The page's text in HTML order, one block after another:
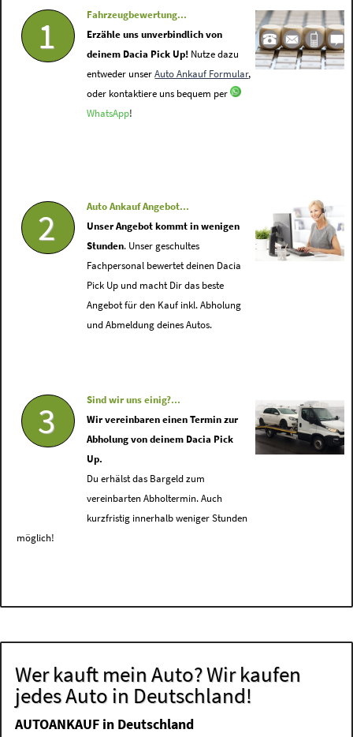
1
Fahrzeugbewertung...
Erzähle uns unverbindlich von
deinem Dacia Pick Up! Nutze dazu
entweder unserAuto Ankauf Formular,
oder kontaktiere uns bequem per
WhatsApp!
2
Auto Ankauf Angebot...
Unser Angebot kommt in wenigen
Stunden. Unser geschultes
Fachpersonal bewertet deinen Dacia
Pick Up und macht Dir das beste
Angebot für den Kauf inkl. Abholung
und Abmeldung deines Autos.
3
Sind wir uns einig?...
Wir vereinbaren einen Termin zur
Abholung von deinem Dacia Pick
Up.
Du erhälst das Bargeld zum
vereinbarten Abholtermin. Auch
kurzfristig innerhalb weniger Stunden
möglich!
Wer kauft mein Auto? Wir kaufen
jedes Auto in Deutschland!
AUTOANKAUF in Deutschland